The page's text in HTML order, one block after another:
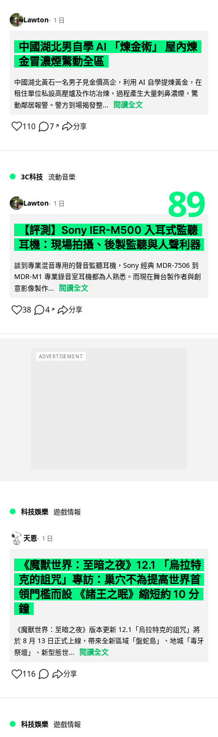
Lawton 1 日
中國湖北男自學 AI 「煉金術」 屋內煉
金冒濃煙驚動全區
中國湖北黃石一名男子見金價高企，利用 AI 自學提煉黃金，在
租住單位私設高壓爐及作坊冶煉，過程產生大量刺鼻濃煙，驚
動鄰居報警。警方到場揭發整...
閱讀全文
110 7 ↗ 分享
3C科技 流動音樂
Lawton 1 日 89
【評測】Sony IER-M500 入耳式監聽
耳機：現場拍攝、後製監聽與人聲利器
談到專業混音專用的聲音監聽耳機，Sony 經典 MDR-7506 到
MDR-M1 專業錄音室耳機都為人熟悉。而現在舞台製作者與創
意影像製作...
閱讀全文
38 4 ↗ 分享
ADVERTISEMENT
科技娛樂 遊戲情報
天恩 1 日
《魔獸世界：至暗之夜》12.1 「烏拉特
克的詛咒」專訪：巢穴不為提高世界首
領門檻而設 《諸王之眠》縮短約 10 分
鐘
《魔獸世界：至暗之夜》版本更新 12.1「烏拉特克的詛咒」將
於 8 月 13 日正式上線，帶來全新區域「盤蛇島」、地城「毒牙
祭壇」、新型態世...
閱讀全文
116 分享
科技娛樂 遊戲情報